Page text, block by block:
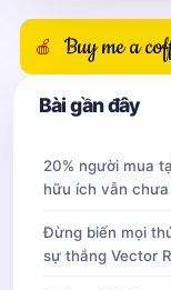
Bài gần đây
20% người mua
hữu ích vẫn
Đừng biến mọi
sự thắng Vector